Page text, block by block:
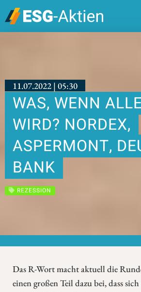
11.07.2022 | 05:30
WAS, WENN
WIRD? NORDEX,
ASPERMONT,
BANK
REZESSION
Das R-Wort macht aktuell die
einen großen Teil dazu bei, dass